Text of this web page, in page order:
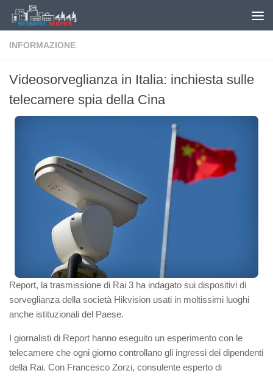
Salta al contenuto
INFORMAZIONE
Videosorveglianza in Italia: inchiesta sulle
telecamere spia della Cina
Report, la trasmissione di Rai 3 ha indagato sui dispositivi di
sorveglianza della società Hikvision usati in moltissimi luoghi
anche istituzionali del Paese.
I giornalisti di Report hanno eseguito un esperimento con le
telecamere che ogni giorno controllano gli ingressi dei dipendenti
della Rai. Con Francesco Zorzi, consulente esperto di